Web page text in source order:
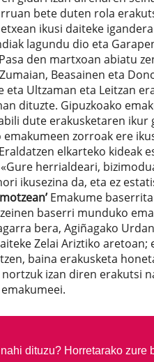
bete duten rola
ikusi daiteke
lagundu dio eta
den martxoan abiatu
Beasainen eta
Ultzaman eta Leitzan
dituzte. Gipuzkoako
dute erakusketaren ikur
zorroak ere
elkarteko kideak
herrialdeari,
ikusezina da, eta ez
Emakume
baserri munduko
bera, Agiñagako
Zelai Ariztiko
baina erakusketa
izan diren erakutsi
dituzu? Horretarako zure